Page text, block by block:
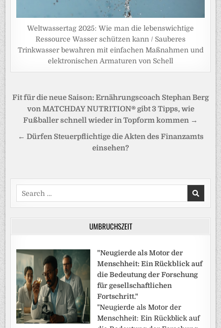
Weltwassertag 2025: Wie man die lebenswichtige
Ressource Wasser schützen kann / Sauberes
Trinkwasser bewahren mit einfachen Maßnahmen und
elektronischen Armaturen von Schell
Beitragsnavigation
Fit für die neue Saison: Ernährungscoach Stephan Berg
von MATCHDAY NUTRITION® gibt 3 Tipps, wie
Fußballer schnell wieder in Topform kommen →
← Dürfen Steuerpflichtige die Akten des Finanzamts
einsehen?
Search
for:
UMBRUCHSZEIT
"Neugierde als Motor der
Menschheit: Ein Rückblick auf
die Bedeutung der Forschung
für gesellschaftlichen
Fortschritt."
"Neugierde als Motor der
Menschheit: Ein Rückblick auf